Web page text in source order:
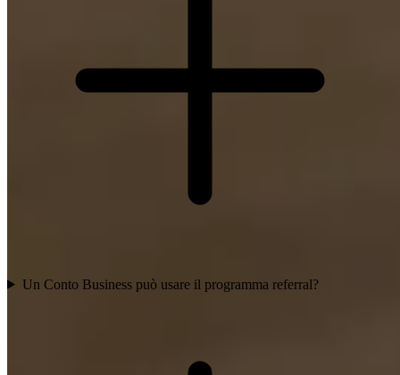
Un Conto Business può usare il programma referral?